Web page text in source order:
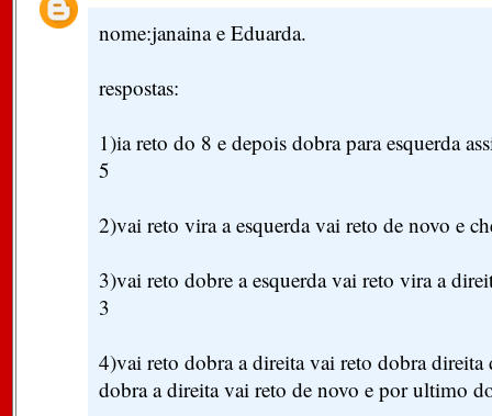
nome:janaina e Eduarda.
respostas:
1)ia reto do 8 e depois dobra para esquerda
5
2)vai reto vira a esquerda vai reto de novo e
3)vai reto dobre a esquerda vai reto vira a
3
4)vai reto dobra a direita vai reto dobra direita
dobra a direita vai reto de novo e por ultimo